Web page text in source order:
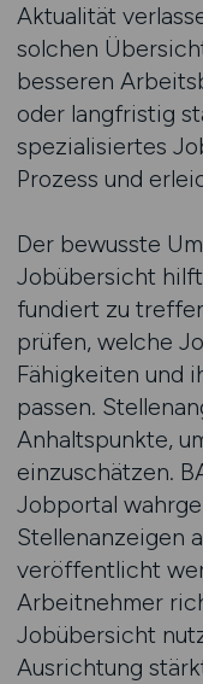
Aktualität
solchen
besseren
oder langfristig
spezialisiertes
Prozess und
Der bewusste
Jobübersicht
fundiert zu
prüfen, welche
Fähigkeiten und
passen.
Anhaltspunkte,
einzuschätzen.
Jobportal
Stellenanzeigen
veröffentlicht
Arbeitnehmer
Jobübersicht
Ausrichtung